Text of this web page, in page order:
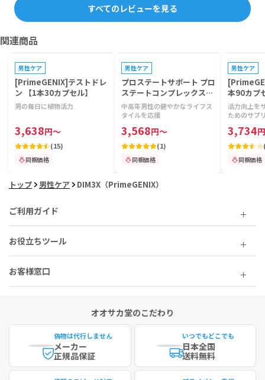
すべてのレビューを見る
関連商品
プレゼントキャンペーン対象
男性ケア
[PrimeGENIX]テストドレ
ン 【1本30カプセル】
男の毎日に植物活力
3,638円～
(15)
同梱価格
男性ケア
プロステートサポート プロ
ステートコンプレックス・
男性用[PrimeGENIX] 【1
本60ベジカプセル】
中高年男性の健やかなライフス
タイルを応援
3,568円～
(1)
同梱価格
男性ケア
本90カプ
活力向上を
ためのサプ
3,734円
同梱価格
トップ 男性ケア DIM3X（PrimeGENIX）
ご利用ガイド
お役立ちツール
お客様窓口
オオサカ堂のこだわり
偽物は代行しません
メーカー
正規品保証
いつでもどこでも
日本全国
送料無料